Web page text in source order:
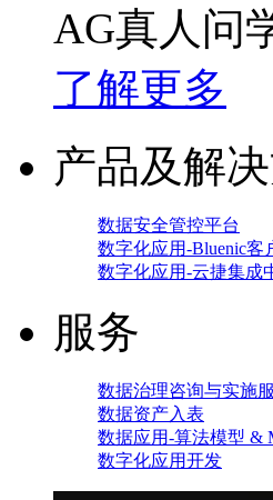
AG真人问
了解更多
产品及解
数据安全管控平台
数字化应用-Bluenic客
数字化应用-云捷集成
服务
数据治理咨询与实施
数据资产入表
数据应用-算法模型 &
数字化应用开发